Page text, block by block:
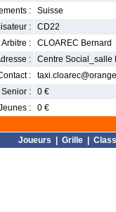
:
Suisse
:
CD22
Arbitre :
CLOAREC Bernard
:
Centre Social_salle
:
Senior :
0 €
:
0 €
Joueurs Grille|